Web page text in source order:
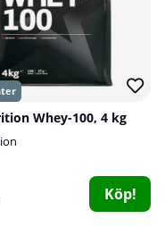
Whey-100, 4 kg
Köp!